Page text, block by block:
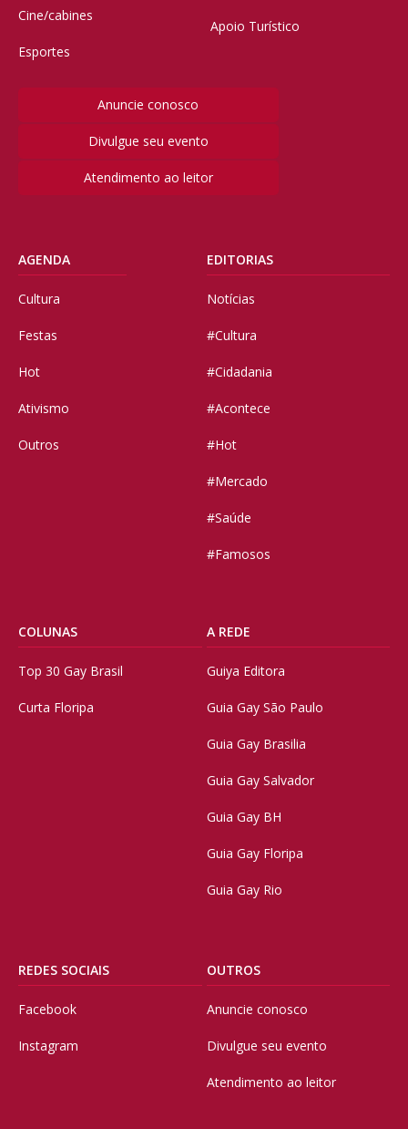
Cine/cabines
Esportes
Apoio Turístico
Anuncie conosco
Divulgue seu evento
Atendimento ao leitor
AGENDA
Cultura
Festas
Hot
Ativismo
Outros
EDITORIAS
Notícias
#Cultura
#Cidadania
#Acontece
#Hot
#Mercado
#Saúde
#Famosos
COLUNAS
Top 30 Gay Brasil
Curta Floripa
A REDE
Guiya Editora
Guia Gay São Paulo
Guia Gay Brasilia
Guia Gay Salvador
Guia Gay BH
Guia Gay Floripa
Guia Gay Rio
REDES SOCIAIS
Facebook
Instagram
OUTROS
Anuncie conosco
Divulgue seu evento
Atendimento ao leitor